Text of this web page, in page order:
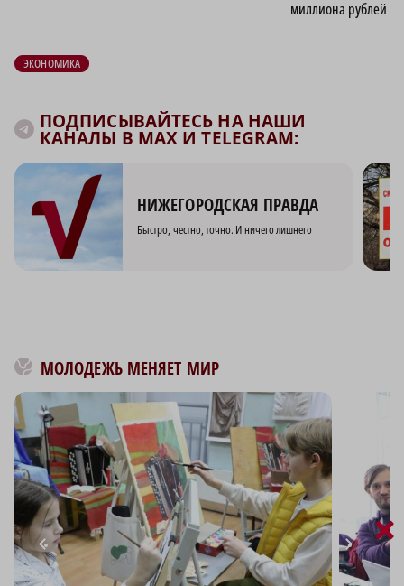
миллиона рублей
ЭКОНОМИКА
ПОДПИСЫВАЙТЕСЬ НА НАШИ
КАНАЛЫ В MAX И TELEGRAM:
НИЖЕГОРОДСКАЯ ПРАВДА
Быстро, честно, точно. И ничего лишнего
МОЛОДЕЖЬ МЕНЯЕТ МИР
×